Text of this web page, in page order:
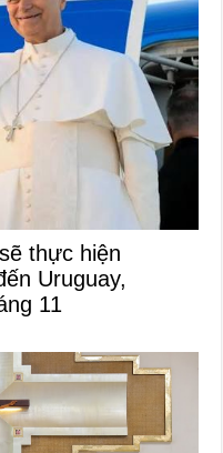
thực hiện
Uruguay,
11